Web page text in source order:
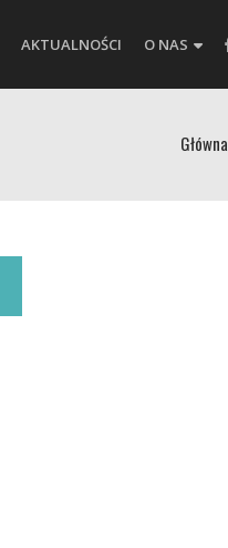
AKTUALNOŚCI O NAS
Główna